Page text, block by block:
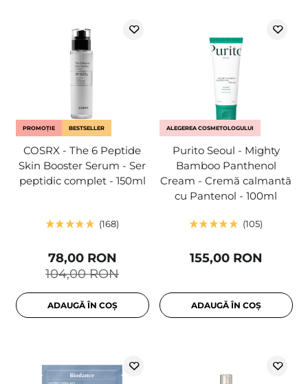
PROMOȚIE BESTSELLER
COSRX - The 6 Peptide
Skin Booster Serum - Ser
peptidic complet - 150ml
168
104,00 RON
78,00 RON
ADAUGĂ ÎN COȘ
ALEGEREA COSMETOLOGULUI
Purito Seoul - Mighty
Bamboo Panthenol
Cream - Cremă calmantă
cu Pantenol - 100ml
105
155,00 RON
ADAUGĂ ÎN COȘ